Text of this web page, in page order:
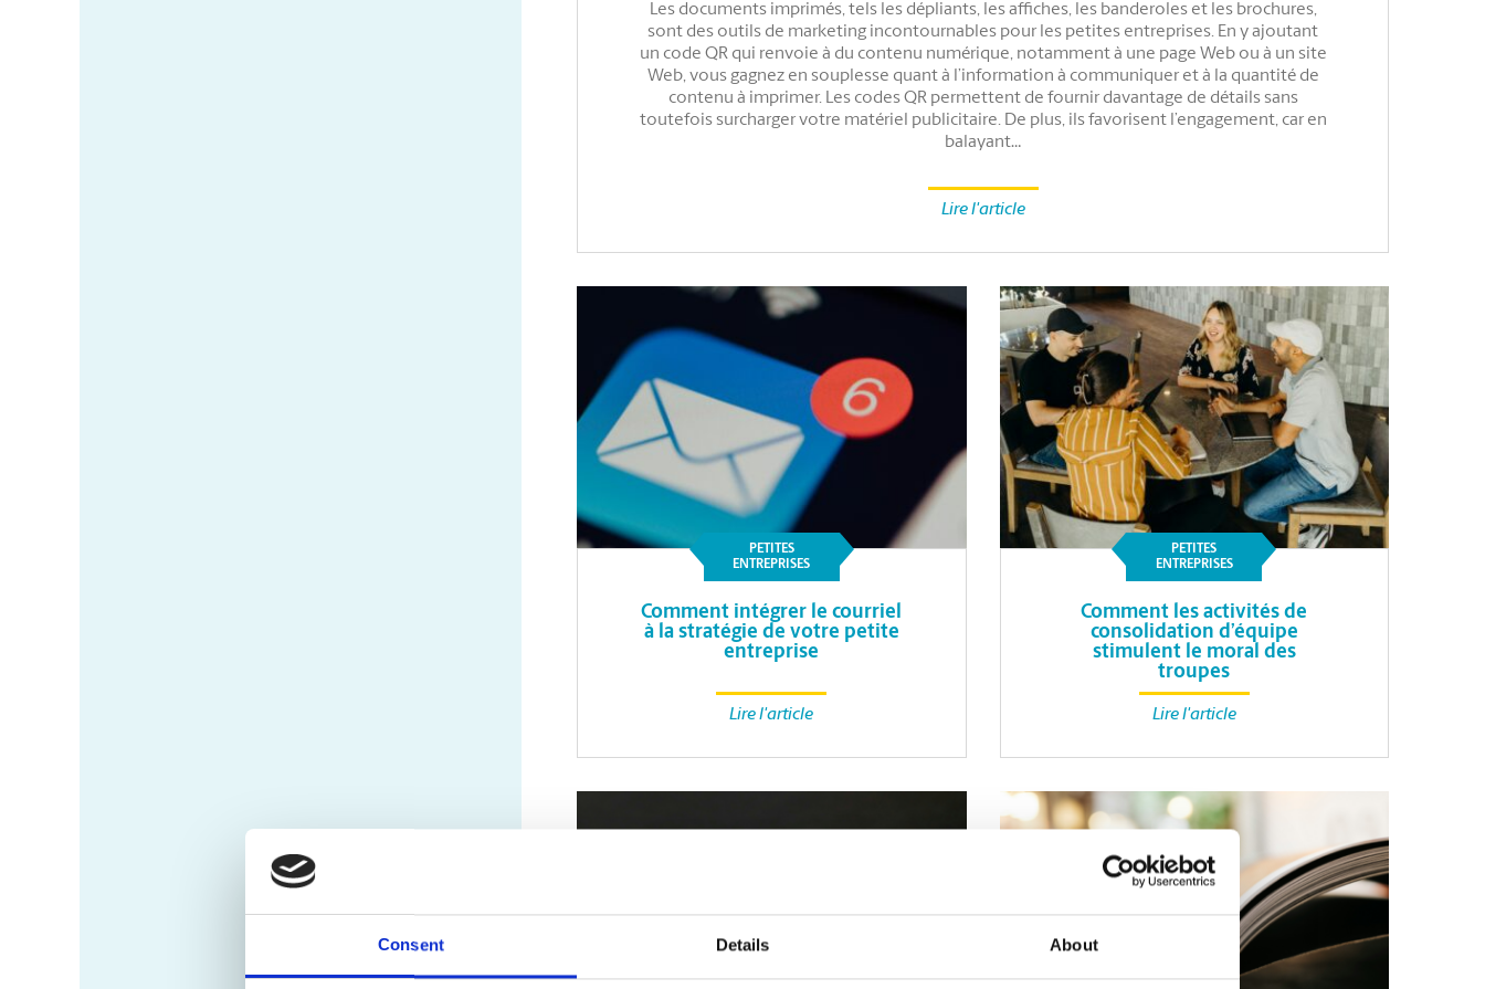
Consent Details About
Les documents imprimés, tels les dépliants, les affiches, les banderoles et les brochures,
sont des outils de marketing incontournables pour les petites entreprises. En y ajoutant
un code QR qui renvoie à du contenu numérique, notamment à une page Web ou à un site
Web, vous gagnez en souplesse quant à l’information à communiquer et à la quantité de
contenu à imprimer. Les codes QR permettent de fournir davantage de détails sans
toutefois surcharger votre matériel publicitaire. De plus, ils favorisent l’engagement, car en
balayant…
Lire l'article
PETITES
ENTREPRISES
Comment intégrer le courriel
à la stratégie de votre petite
entreprise
Lire l'article
PETITES
ENTREPRISES
Comment les activités de
consolidation d’équipe
stimulent le moral des
troupes
Lire l'article